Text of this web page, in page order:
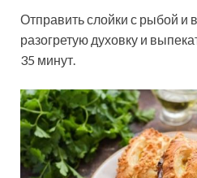
Отправить слойки с рыбой
разогретую духовку и
35 минут.